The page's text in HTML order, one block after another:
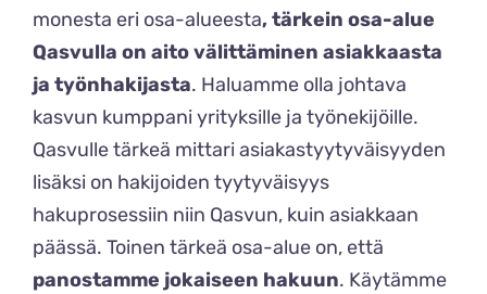
monesta eri osa-alueesta, tärkein osa-alue
Qasvulla on aito välittäminen asiakkaasta
ja työnhakijasta. Haluamme olla johtava
kasvun kumppani yrityksille ja työnekijöille.
Qasvulle tärkeä mittari asiakastyytyväisyyden
lisäksi on hakijoiden tyytyväisyys
hakuprosessiin niin Qasvun, kuin asiakkaan
päässä. Toinen tärkeä osa-alue on, että
panostamme jokaiseen hakuun. Käytämme